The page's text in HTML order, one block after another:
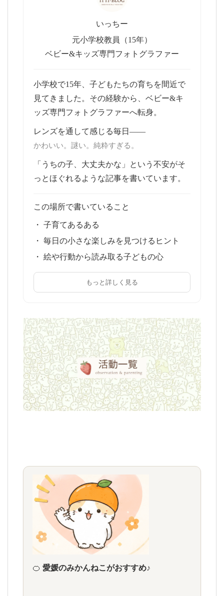
いっちー
元小学校教員（15年）
ベビー&キッズ専門フォトグラファー
小学校で15年、子どもたちの育ちを間近で
見てきました。その経験から、ベビー&キ
ッズ専門フォトグラファーへ転身。
レンズを通して感じる毎日——
かわいい。謎い。純粋すぎる。
「うちの子、大丈夫かな」という不安がそ
っとほぐれるような記事を書いています。
この場所で書いていること
・ 子育てあるある
・ 毎日の小さな楽しみを見つけるヒント
・ 絵や行動から読み取る子どもの心
もっと詳しく見る
🍊 愛媛のみかんねこがおすすめ♪